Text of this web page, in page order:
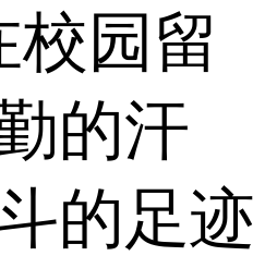
校园留
的汗
的足迹